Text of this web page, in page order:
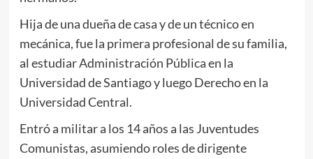
Hija de una dueña de casa y de un técnico en
mecánica, fue la primera profesional de su familia,
al estudiar Administración Pública en la
Universidad de Santiago y luego Derecho en la
Universidad Central.
Entró a militar a los 14 años a las Juventudes
Comunistas, asumiendo roles de dirigente